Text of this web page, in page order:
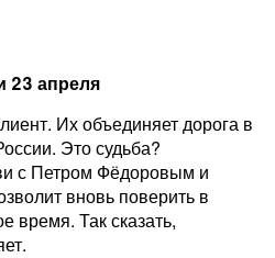
23 апреля
Их объединяет дорога в
Это судьба?
с Петром Фёдоровым и
вновь поверить в
время. Так сказать,